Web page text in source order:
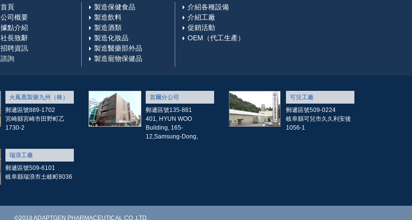
首頁
公司概要
據點介紹
社長致辭
招聘資訊
諮詢
製造保健食品
製造飲料
製造酒類
製造化妝品
製造醫藥部外品
製造寵物保健品
介紹各種設備
介紹工廠
促銷活動
OEM（代工生產）
火鳳凰製藥九州（株）
郵遞區號889-1702
宮崎縣宮崎市田野町乙
1730-2
首爾分公司
郵遞區號135-881
401, HYUN WOO
Building, 165-
12,Samsung-Dong,
可兒工廠
郵遞區號509-0224
岐阜縣可兒市久久利安後
1056-1
瑞浪工廠
郵遞區號509-6101
岐阜縣瑞浪市土岐町8036
©2018 ADAPTGEN PHARMACEUTICAL CO.,LTD.